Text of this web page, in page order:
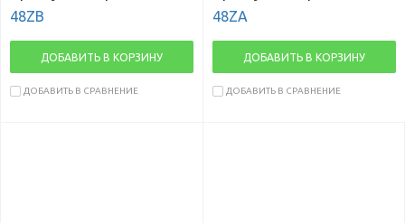
48ZB
ДОБАВИТЬ В КОРЗИНУ
ДОБАВИТЬ В СРАВНЕНИЕ
48ZA
ДОБАВИТЬ В КОРЗИНУ
ДОБАВИТЬ В СРАВНЕНИЕ